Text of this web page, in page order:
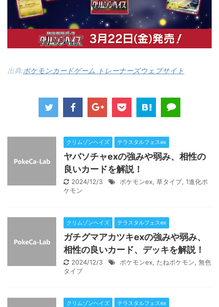
出典:ポケモンカードゲーム トレーナーズウェブサイト
クリムゾンヘイズ テラスタルフェスex
ヤバソチャexの強みや弱み、相性の
良いカードを解説！
2024/12/3 ポケモンex, 草タイプ, 1進化ポ
ケモン
クリムゾンヘイズ テラスタルフェスex
ガチグマアカツキexの強みや弱み、
相性の良いカード、デッキを解説！
2024/12/3 ポケモンex, たねポケモン, 無色
タイプ
クリムゾンヘイズ テラスタルフェスex